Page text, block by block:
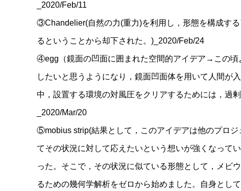
_2020/Feb/11
③Chandelier(自然の力(重力)を利用し，形態を構成す
るということから却下された。)_2020/Feb/24
④egg（鏡面の凹面に囲まれた空間的アイデア→この頃
したいと思うようになり，鏡面凹面体を用いて人間が
中，設置する環境の対風圧をクリアするためには，過
_2020/Mar/20
⑤mobius strip(結果として，このアイデアは他のプロ
てその状況に対して応えたいという想いが強くなって
った。そこで，その状況に似ている形態として，メビ
るための幾何学解析をゼロから始めました。自身とし